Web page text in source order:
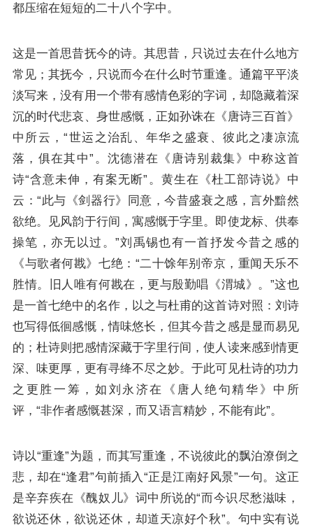
都压缩在短短的二十八个字中。
这是一首思昔抚今的诗。其思昔，只说过去在什么地方
常见；其抚今，只说而今在什么时节重逢。通篇平平淡
淡写来，没有用一个带有感情色彩的字词，却隐藏着深
沉的时代悲哀、身世感慨，正如孙诛在《唐诗三百首》
中所云，“世运之治乱、年华之盛衰、彼此之凄凉流
落，俱在其中”。沈德潜在《唐诗别裁集》中称这首
诗“含意未伸，有案无断”。黄生在《杜工部诗说》中
云：“此与《剑器行》同意，今昔盛衰之感，言外黯然
欲绝。见风韵于行间，寓感慨于字里。即使龙标、供奉
操笔，亦无以过。”刘禹锡也有一首抒发今昔之感的
《与歌者何戡》七绝：“二十馀年别帝京，重闻天乐不
胜情。旧人唯有何戡在，更与殷勤唱《渭城》。”这也
是一首七绝中的名作，以之与杜甫的这首诗对照：刘诗
也写得低徊感慨，情味悠长，但其今昔之感是显而易见
的；杜诗则把感情深藏于字里行间，使人读来感到情更
深、味更厚，更有寻绛不尽之妙。于此可见杜诗的功力
之更胜一筹，如刘永济在《唐人绝句精华》中所
评，“非作者感慨甚深，而又语言精妙，不能有此”。
诗以“重逢”为题，而其写重逢，不说彼此的飘泊潦倒之
悲，却在“逢君”句前插入“正是江南好风景”一句。这正
是辛弃疾在《醜奴儿》词中所说的“而今识尽愁滋味，
欲说还休，欲说还休，却道天凉好个秋”。句中实有说